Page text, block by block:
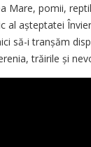
Mare, pomii,
al aștep­­tatei
să-i tranșăm
trăirile și